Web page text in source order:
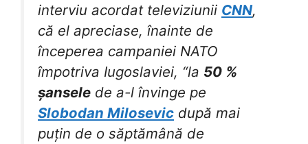
interviu acordat televiziunii CNN,
că el apreciase, înainte de
începerea campaniei NATO
împotriva Iugoslaviei, “la 50 %
șansele de a-l învinge pe
Slobodan Milosevic după mai
puțin de o săptămână de